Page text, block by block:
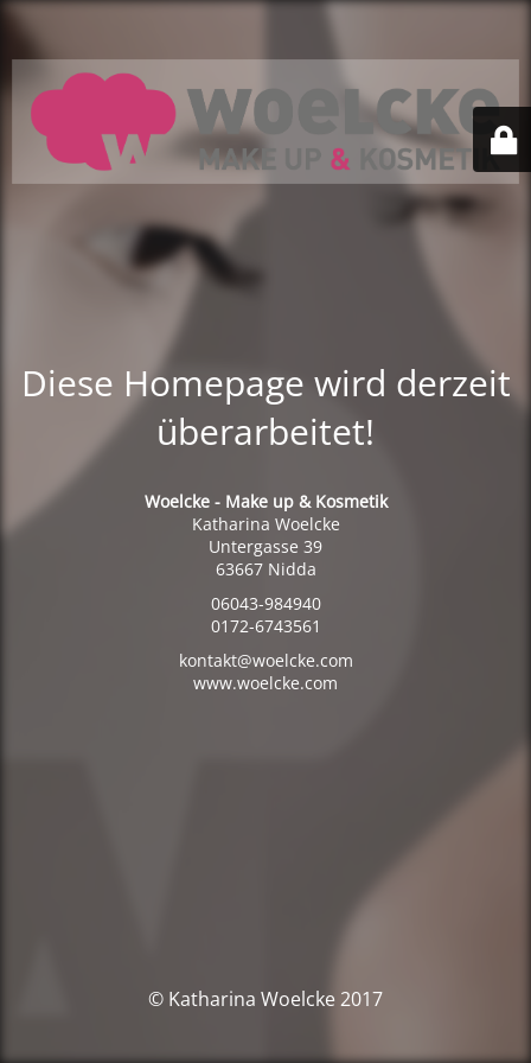
Diese Homepage wird derzeit
überarbeitet!
Woelcke - Make up & Kosmetik
Katharina Woelcke
Untergasse 39
63667 Nidda
06043-984940
0172-6743561
kontakt@woelcke.com
www.woelcke.com
© Katharina Woelcke 2017